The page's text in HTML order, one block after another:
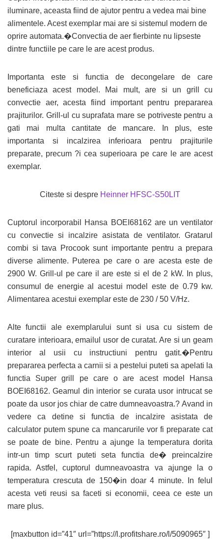
iluminare, aceasta fiind de ajutor pentru a vedea mai bine
alimentele. Acest exemplar mai are si sistemul modern de
oprire automata.�Convectia de aer fierbinte nu lipseste
dintre functiile pe care le are acest produs.
Importanta este si functia de decongelare de care
beneficiaza acest model. Mai mult, are si un grill cu
convectie aer, acesta fiind important pentru prepararea
prajiturilor. Grill-ul cu suprafata mare se potriveste pentru a
gati mai multa cantitate de mancare. In plus, este
importanta si incalzirea inferioara pentru prajiturile
preparate, precum ?i cea superioara pe care le are acest
exemplar.
Citeste si despre Heinner HFSC-S50LIT
Cuptorul incorporabil Hansa BOEI68162 are un ventilator
cu convectie si incalzire asistata de ventilator. Gratarul
combi si tava Procook sunt importante pentru a prepara
diverse alimente. Puterea pe care o are acesta este de
2900 W. Grill-ul pe care il are este si el de 2 kW. In plus,
consumul de energie al acestui model este de 0.79 kw.
Alimentarea acestui exemplar este de 230 / 50 V/Hz.
Alte functii ale exemplarului sunt si usa cu sistem de
curatare interioara, emailul usor de curatat. Are si un geam
interior al usii cu instructiuni pentru gatit.�Pentru
prepararea perfecta a carnii si a pestelui puteti sa apelati la
functia Super grill pe care o are acest model Hansa
BOEI68162. Geamul din interior se curata usor intrucat se
poate da usor jos chiar de catre dumneavoastra.? Avand in
vedere ca detine si functia de incalzire asistata de
calculator putem spune ca mancarurile vor fi preparate cat
se poate de bine. Pentru a ajunge la temperatura dorita
intr-un timp scurt puteti seta functia de� preincalzire
rapida. Astfel, cuptorul dumneavoastra va ajunge la o
temperatura crescuta de 150�in doar 4 minute. In felul
acesta veti reusi sa faceti si economii, ceea ce este un
mare plus.
[maxbutton id=”41″ url=”https://l.profitshare.ro/l/5090965″ ]